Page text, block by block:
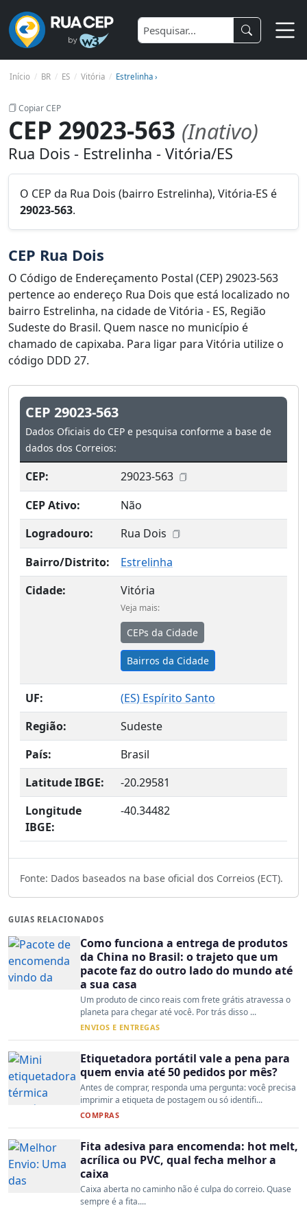
Início BR ES Vitória Estrelinha ›
Copiar CEP
CEP 29023-563 (Inativo)
Rua Dois - Estrelinha - Vitória/ES
O CEP da Rua Dois (bairro Estrelinha), Vitória-ES é
29023-563.
CEP Rua Dois
O Código de Endereçamento Postal (CEP) 29023-563
pertence ao endereço Rua Dois que está localizado no
bairro Estrelinha, na cidade de Vitória - ES, Região
Sudeste do Brasil. Quem nasce no município é
chamado de capixaba. Para ligar para Vitória utilize o
código DDD 27.
CEP 29023-563
Dados Oficiais do CEP e pesquisa conforme a base de
dados dos Correios:
CEP:
29023-563
CEP Ativo:
Não
Logradouro:
Rua Dois
Bairro/Distrito:
Estrelinha
Cidade:
Vitória
Veja mais:
CEPs da Cidade
Bairros da Cidade
UF: (ES) Espírito Santo
Região:
Sudeste
País:
Brasil
Latitude IBGE:
-20.29581
Longitude
IBGE:
-40.34482
Fonte: Dados baseados na base oficial dos Correios (ECT).
GUIAS RELACIONADOS
Como funciona a entrega de produtos
da China no Brasil: o trajeto que um
pacote faz do outro lado do mundo até
a sua casa
Um produto de cinco reais com frete grátis atravessa o
planeta para chegar até você. Por trás disso ...
ENVIOS E ENTREGAS
Etiquetadora portátil vale a pena para
quem envia até 50 pedidos por mês?
Antes de comprar, responda uma pergunta: você precisa
imprimir a etiqueta de postagem ou só identifi...
COMPRAS
Fita adesiva para encomenda: hot melt,
acrílica ou PVC, qual fecha melhor a
caixa
Caixa aberta no caminho não é culpa do correio. Quase
sempre é a fita....